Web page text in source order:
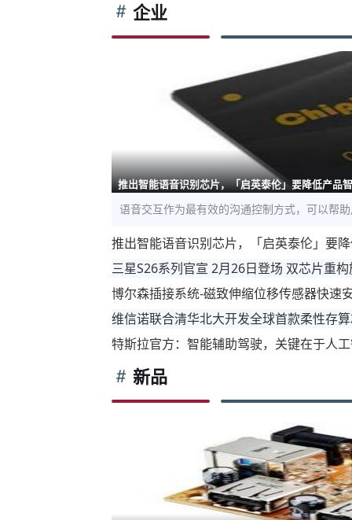
企业
推出智能语音识别芯片，「启英泰伦」要降低产品
语音交互作为最有效的沟通控制方式，可以帮
推出智能语音识别芯片，「启英泰伦」要
三星S26系列官宣 2月26日登场 双芯片重
博尔森插接系统-磁致伸缩位移传感器快速
维信诺联合清华北大开发全球首款柔性存
特斯拉官方：智能辅助驾驶，关键在于人
新品